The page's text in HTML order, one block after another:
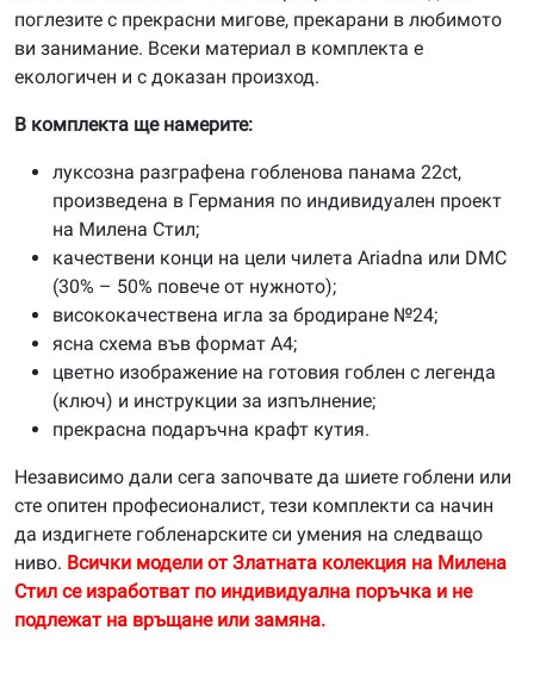
поглезите с прекрасни мигове, прекарани в любимото
ви занимание. Всеки материал в комплекта е
екологичен и с доказан произход.
В комплекта ще намерите:
луксозна разграфена гобленова панама 22ct,
произведена в Германия по индивидуален проект
на Милена Стил;
качествени конци на цели чилета Ariadna или DMC
(30% – 50% повече от нужното);
висококачествена игла за бродиране №24;
ясна схема във формат А4;
цветно изображение на готовия гоблен с легенда
(ключ) и инструкции за изпълнение;
прекрасна подаръчна крафт кутия.
Независимо дали сега започвате да шиете гоблени или
сте опитен професионалист, тези комплекти са начин
да издигнете гобленарските си умения на следващо
ниво. Всички модели от Златната колекция на Милена
Стил се изработват по индивидуална поръчка и не
подлежат на връщане или замяна.